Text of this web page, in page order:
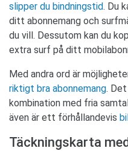
slipper du bindningstid. Du
ditt abonnemang och
du vill. Dessutom kan du
extra surf på ditt
Med andra ord är
riktigt bra abonnemang.
kombination med fria
även är ett förhållandevis
Täckningskarta